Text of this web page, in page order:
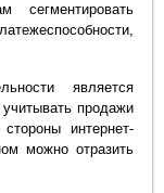
сегментировать
является
продажи
интернет-
можно отразить